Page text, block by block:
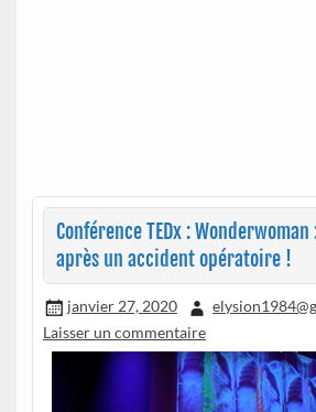
Conférence TEDx :
après un accident opératoire !
janvier 27, 2020
Laisser un commentaire